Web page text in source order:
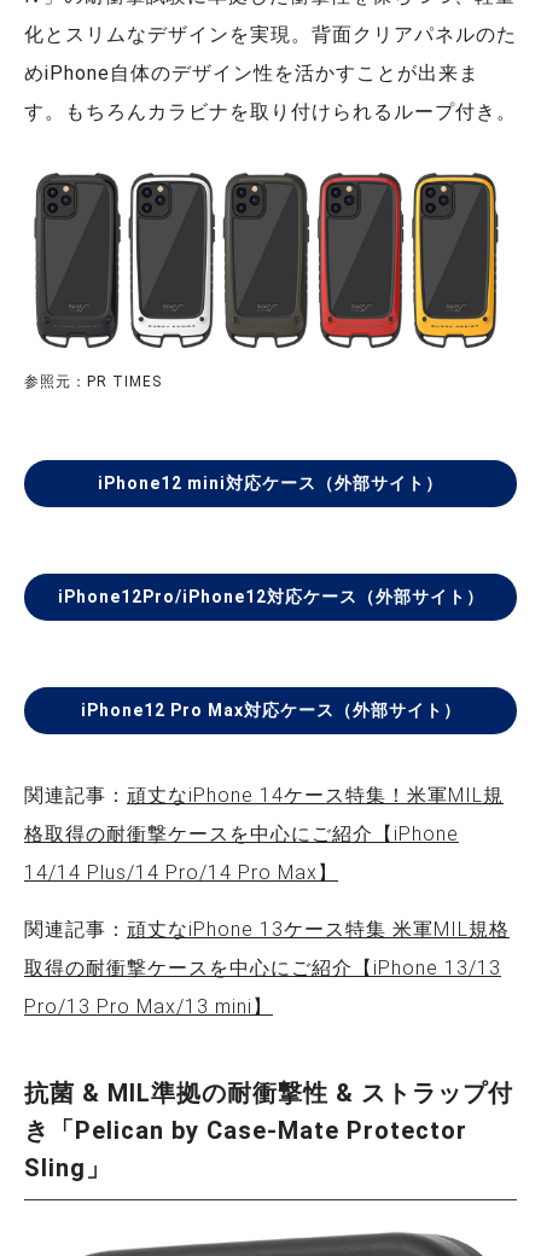
化とスリムなデザインを実現。背面クリアパネルのた
めiPhone自体のデザイン性を活かすことが出来ま
す。もちろんカラビナを取り付けられるループ付き。
参照元：PR TIMES
iPhone12 mini対応ケース（外部サイト）
iPhone12Pro/iPhone12対応ケース（外部サイト）
iPhone12 Pro Max対応ケース（外部サイト）
関連記事： 頑丈なiPhone 14ケース特集！米軍MIL規
格取得の耐衝撃ケースを中心にご紹介【iPhone
14/14 Plus/14 Pro/14 Pro Max】
関連記事： 頑丈なiPhone 13ケース特集 米軍MIL規格
取得の耐衝撃ケースを中心にご紹介【iPhone 13/13
Pro/13 Pro Max/13 mini】
抗菌 & MIL準拠の耐衝撃性 & ストラップ付
き「Pelican by Case-Mate Protector
Sling」